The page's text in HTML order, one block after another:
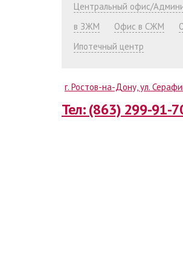
Центральный офис/
в ЗЖМ
Офис в СЖМ
Ипотечный центр
г. Ростов-на-Дону, ул.
Тел: (863) 299-91-